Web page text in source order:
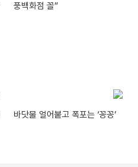
풍백화점 꼴”
바닷물 얼어붙고 폭포는 ‘꽁꽁’